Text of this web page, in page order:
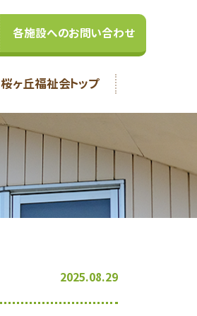
各施設へのお問い合わせ
桜ヶ丘福祉会トップ
2025.08.29